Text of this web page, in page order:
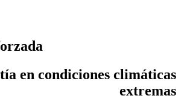
en condiciones climáticas
extremas